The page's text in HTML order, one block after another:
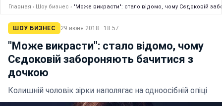
Главная › Шоу бизнес › "Може викрасти": стало відомо, чому Сєдоковій
ШОУ БИЗНЕС 29 июня 2018 · 18:57
"Може викрасти": стало відомо, чому
Сєдоковій забороняють бачитися з
дочкою
Колишній чоловік зірки наполягає на одноосібній опіці